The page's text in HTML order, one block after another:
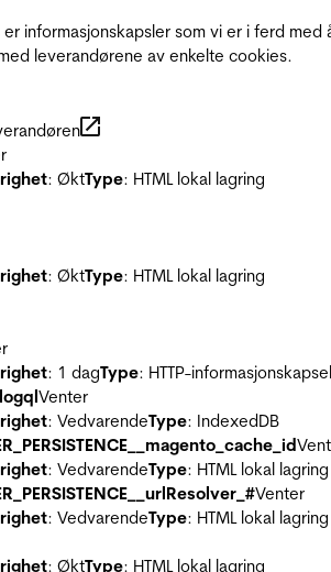
informasjonskapsler som vi er i ferd med
leverandørene av enkelte cookies.
: ØktType: HTML lokal lagring
: ØktType: HTML lokal lagring
: 1 dagType: HTTP-informasjonskapsel
Venter
: VedvarendeType: IndexedDB
: VedvarendeType: HTML lokal lagring
Venter
: VedvarendeType: HTML lokal lagring
: ØktType: HTML lokal lagring